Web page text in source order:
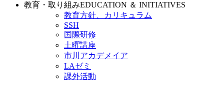
教育・取り組みEDUCATION ＆ INITIATIVES
教育方針、カリキュラム
SSH
国際研修
土曜講座
市川アカデメイア
LAゼミ
課外活動